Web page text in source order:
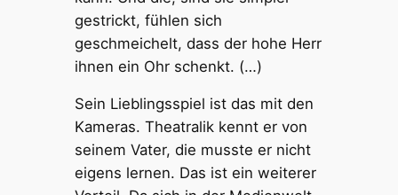
gestrickt, fühlen sich
geschmeichelt, dass der hohe Herr
ihnen ein Ohr schenkt. (…)
Sein Lieblingsspiel ist das mit den
Kameras. Theatralik kennt er von
seinem Vater, die musste er nicht
eigens lernen. Das ist ein weiterer